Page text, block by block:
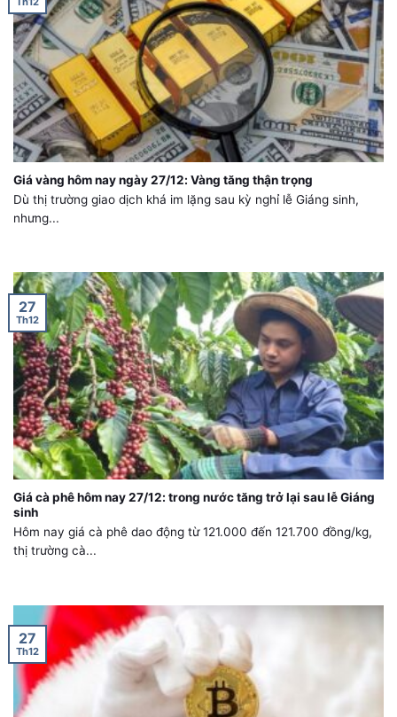
Giá vàng hôm nay ngày 27/12: Vàng tăng thận trọng
Dù thị trường giao dịch khá im lặng sau kỳ nghỉ lễ Giáng sinh,
nhưng...
Giá cà phê hôm nay 27/12: trong nước tăng trở lại sau lễ Giáng
sinh
Hôm nay giá cà phê dao động từ 121.000 đến 121.700 đồng/kg,
thị trường cà...
27
Th12
27
Th12